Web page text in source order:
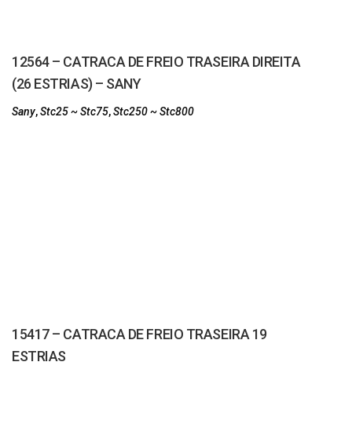
12564 – CATRACA DE FREIO TRASEIRA DIREITA
(26 ESTRIAS) – SANY
Sany,Stc25 ~ Stc75,Stc250 ~ Stc800
15417 – CATRACA DE FREIO TRASEIRA 19
ESTRIAS